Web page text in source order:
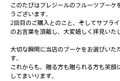
このたびはプレジールのフルーツブーケ
うございます。
2回目のご購入とのこと、そしてサプラ
のお言葉を頂戴し、大変嬉しく拝見いた
大切な瞬間に当店のブーケをお選びいた
す。
これからも、贈る方も贈られる方も笑顔
してまいります。